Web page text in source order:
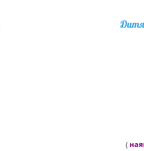
(